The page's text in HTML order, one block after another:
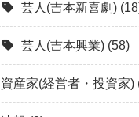
芸人(吉本新喜劇)
芸人(吉本興業) (58)
資産家(経営者・投資家)